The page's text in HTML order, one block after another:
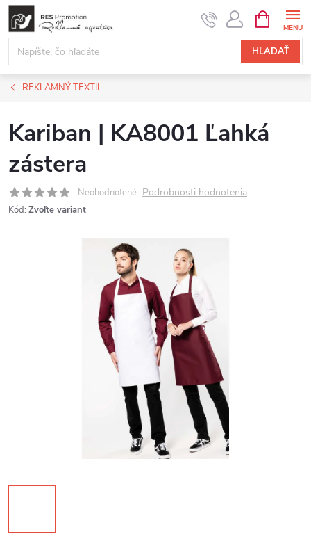
Prejsť
obsah
HĽADAŤ
KOŠÍK
REKLAMNÝ TEXTIL
Kariban | KA8001 Ľahká
zástera
Neohodnotené Podrobnosti hodnotenia
Kód: Zvoľte variant